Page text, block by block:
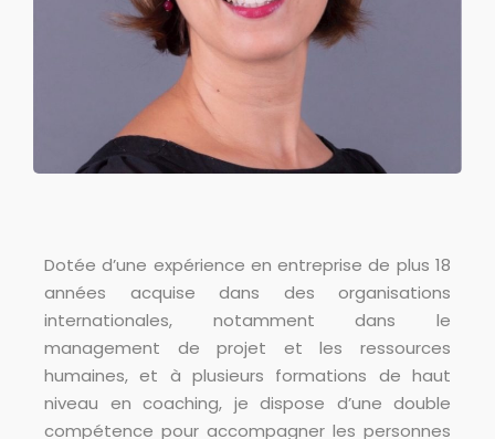
Dotée d’une expérience en entreprise de plus 18
années acquise dans des organisations
internationales, notamment dans le
management de projet et les ressources
humaines, et à plusieurs formations de haut
niveau en coaching, je dispose d’une double
compétence pour accompagner les personnes